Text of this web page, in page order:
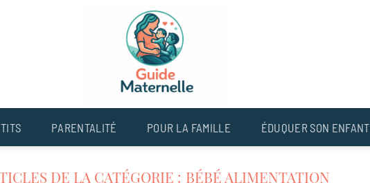
PARENTALITÉ POUR LA FAMILLE ÉDUQUER SON ENFANT
BÉBÉ ALIMENTATION